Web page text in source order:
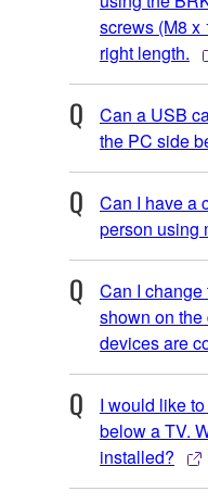
screws (M8 x
right length.
Can a USB
the PC side
Can I have a
person using
Can I
shown on
devices are
I would like
below a TV.
installed?